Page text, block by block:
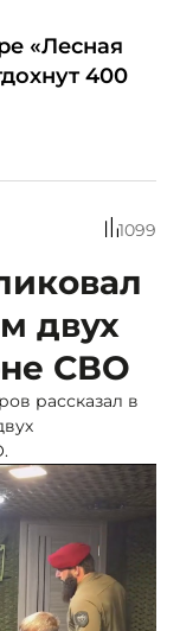
«Лесная
400
1099
двух
СВО
рассказал в